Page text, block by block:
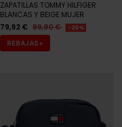
79,92 € 99,90 € -20%
REBAJAS+